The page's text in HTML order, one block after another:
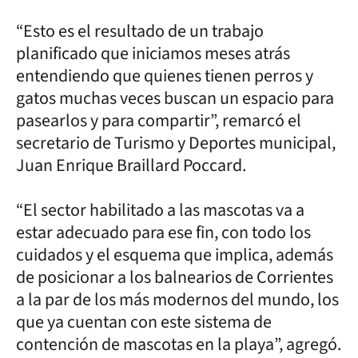
“Esto es el resultado de un trabajo
planificado que iniciamos meses atrás
entendiendo que quienes tienen perros y
gatos muchas veces buscan un espacio para
pasearlos y para compartir”, remarcó el
secretario de Turismo y Deportes municipal,
Juan Enrique Braillard Poccard.
“El sector habilitado a las mascotas va a
estar adecuado para ese fin, con todo los
cuidados y el esquema que implica, además
de posicionar a los balnearios de Corrientes
a la par de los más modernos del mundo, los
que ya cuentan con este sistema de
contención de mascotas en la playa”, agregó.